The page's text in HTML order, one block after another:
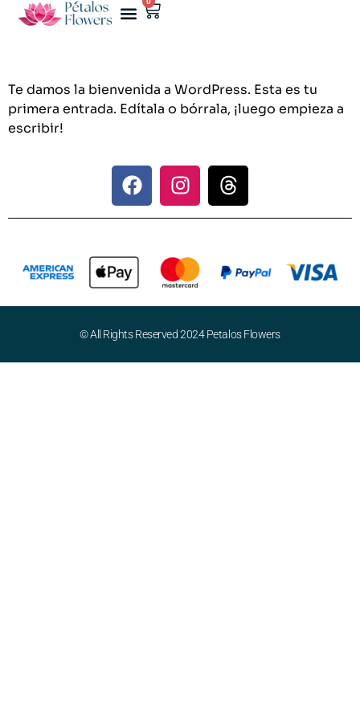
Te damos la bienvenida a WordPress. Esta es tu
primera entrada. Edítala o bórrala, ¡luego empieza a
escribir!
© All Rights Reserved 2024 Petalos Flowers